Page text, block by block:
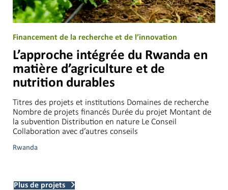
Financement de la recherche et de l’innovation
L’approche intégrée du Rwanda en
matière d’agriculture et de
nutrition durables
Titres des projets et institutions Domaines de recherche
Nombre de projets financés Durée du projet Montant de
la subvention Distribution en nature Le Conseil
Collaboration avec d’autres conseils
Rwanda
Plus de projets